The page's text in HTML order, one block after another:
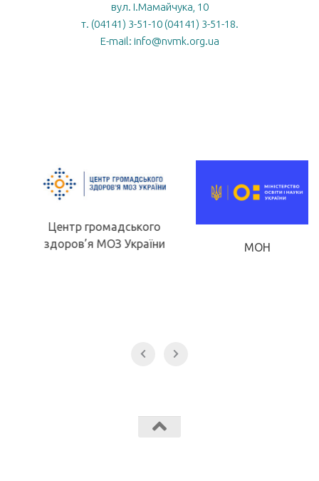
вул. І.Мамайчука, 10
т. (04141) 3-51-10 (04141) 3-51-18.
E-mail: info@nvmk.org.ua
Центр громадського
здоров’я МОЗ України
МОН